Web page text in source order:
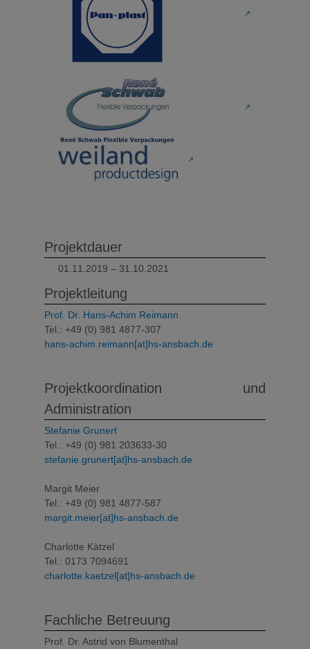
↗
↗
↗
Projektdauer
01.11.2019 – 31.10.2021
Projektleitung
Prof. Dr. Hans-Achim Reimann
Tel.: +49 (0) 981 4877-307
hans-achim.reimann[at]hs-ansbach.de
Projektkoordination und
Administration
Stefanie Grunert
Tel.: +49 (0) 981 203633-30
stefanie.grunert[at]hs-ansbach.de
Margit Meier
Tel.: +49 (0) 981 4877-587
margit.meier[at]hs-ansbach.de
Charlotte Kätzel
Tel.: 0173 7094691
charlotte.kaetzel[at]hs-ansbach.de
Fachliche Betreuung
Prof. Dr. Astrid von Blumenthal